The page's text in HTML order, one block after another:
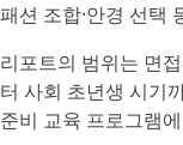
패션 조합·안경 선택
리포트의 범위는 면
터 사회 초년생 시기
준비 교육 프로그램